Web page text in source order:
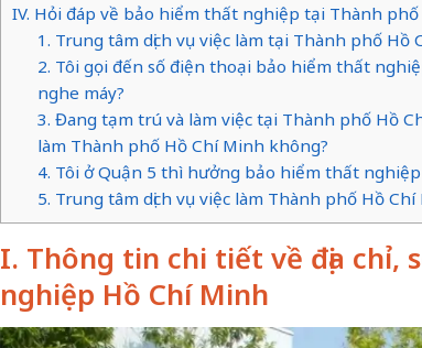
IV. Hỏi đáp về bảo hiểm thất nghiệp tại Thành
1. Trung tâm dịch vụ việc làm tại Thành phố
2. Tôi gọi đến số điện thoại bảo hiểm thất
nghe máy?
3. Đang tạm trú và làm việc tại Thành phố Hồ
làm Thành phố Hồ Chí Minh không?
4. Tôi ở Quận 5 thì hưởng bảo hiểm thất
5. Trung tâm dịch vụ việc làm Thành phố Hồ Chí
I. Thông tin chi tiết về địa chỉ,
nghiệp Hồ Chí Minh